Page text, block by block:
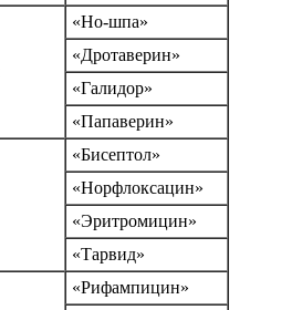
«Но-шпа»
«Дротаверин»
«Галидор»
«Папаверин»
«Бисептол»
«Норфлоксацин»
«Эритромицин»
«Тарвид»
«Рифампицин»